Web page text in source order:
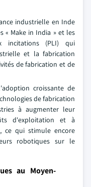
industrielle en Inde
« Make in India » et les
incitations (PLI) qui
et la fabrication
de fabrication et de
croissante de
de fabrication
à augmenter leur
d'exploitation et à
ce qui stimule encore
robotiques sur le
au Moyen-